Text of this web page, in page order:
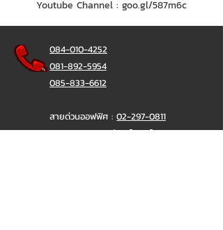
Youtube Channel : goo.gl/587m6c
084-010-4252
081-892-5954
085-833-6612
สายด่วนออฟฟิศ : 02-297-0811
034-900-165( จันทร์-ศุกร์)